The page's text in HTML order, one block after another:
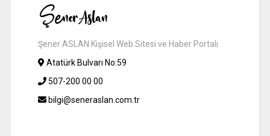
Şener ASLAN Kişisel Web Sitesi ve Haber Portalı
Atatürk Bulvarı No:59
507-200 00 00
bilgi@seneraslan.com.tr